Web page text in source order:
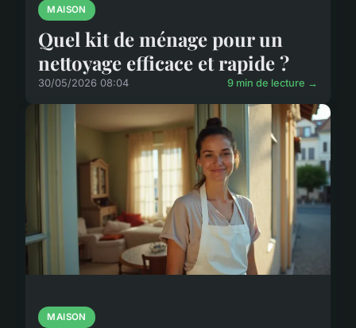
MAISON
Quel kit de ménage pour un
nettoyage efficace et rapide ?
30/05/2026 08:04 9 min de lecture →
MAISON